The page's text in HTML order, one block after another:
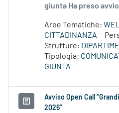
giunta Ha preso
Aree Tematiche:
CITTADINANZA
Strutture:
Tipologia:
GIUNTA
Avviso Open Call
2026”